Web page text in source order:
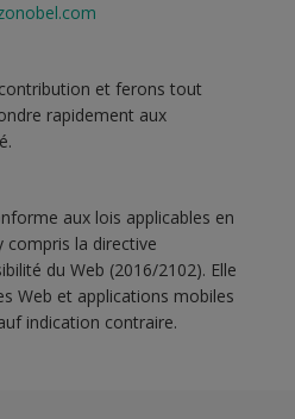
et ferons tout
rapidement aux
aux lois applicables en
compris la directive
du Web (2016/2102). Elle
Web et applications mobiles
indication contraire.